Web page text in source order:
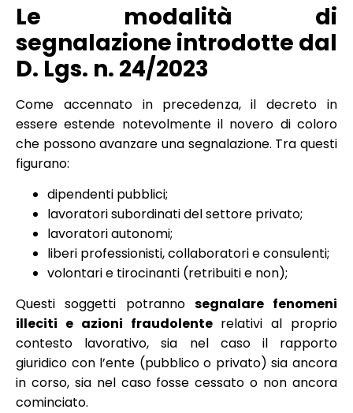
Le modalità di
segnalazione introdotte dal
D. Lgs. n. 24/2023
Come accennato in precedenza, il decreto in
essere estende notevolmente il novero di coloro
che possono avanzare una segnalazione. Tra questi
figurano:
dipendenti pubblici;
lavoratori subordinati del settore privato;
lavoratori autonomi;
liberi professionisti, collaboratori e consulenti;
volontari e tirocinanti (retribuiti e non);
Questi soggetti potranno segnalare fenomeni
illeciti e azioni fraudolenterelativi al proprio
contesto lavorativo, sia nel caso il rapporto
giuridico con l’ente (pubblico o privato) sia ancora
in corso, sia nel caso fosse cessato o non ancora
cominciato.